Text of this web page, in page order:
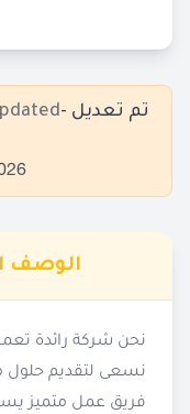
- تم تعديل
الوصف
نحن شركة رائدة
نسعى لتقديم حلول
فريق عمل متميز